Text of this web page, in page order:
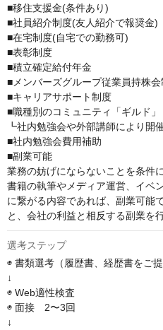
■移住支援金(条件あり)
■社員紹介制度(友人紹介で報奨金)
■在宅制度(自宅での勤務可)
■表彰制度
■積立確定給付年金
■メンバーズグループ従業員持株
■キャリアサポート制度
■職種別のコミュニティ「ギルド」
┗社内勉強会や外部講師により開
■社内勉強会費用補助
■副業可能
業務の妨げにならないことを条件
書籍の執筆やメディア運営、イベ
に繋がる内容であれば、副業可能
と、会社の利益と相反する副業を
選考ステップ
◉ 書類選考（履歴書、経歴書をご提
↓
◉ Web適性検査
◉ 面接　2〜3回
↓